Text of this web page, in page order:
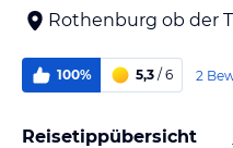
Rothenburg ob der
100% 5,3 / 6 2
Reisetippübersicht